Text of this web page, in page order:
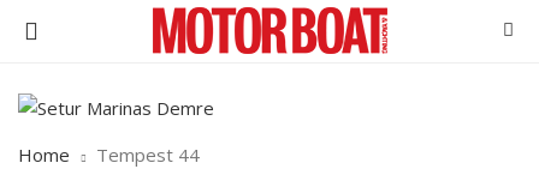
Home Tempest 44